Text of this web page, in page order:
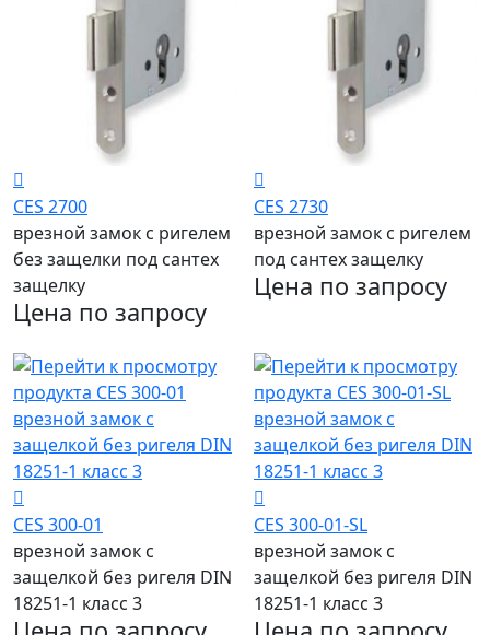
CES 2700
врезной замок с ригелем
без защелки под сантех
защелку
Цена по запросу
CES 2730
врезной замок с ригелем
под сантех защелку
Цена по запросу
CES 300-01
врезной замок с
защелкой без ригеля DIN
18251-1 класс 3
CES 300-01-SL
врезной замок с
защелкой без ригеля DIN
18251-1 класс 3